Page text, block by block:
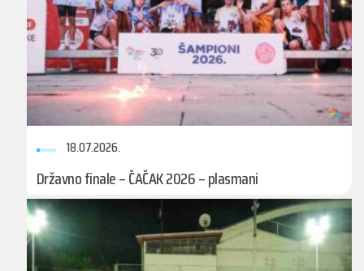
18.07.2026.
Državno finale – ČAČAK 2026 – plasmani